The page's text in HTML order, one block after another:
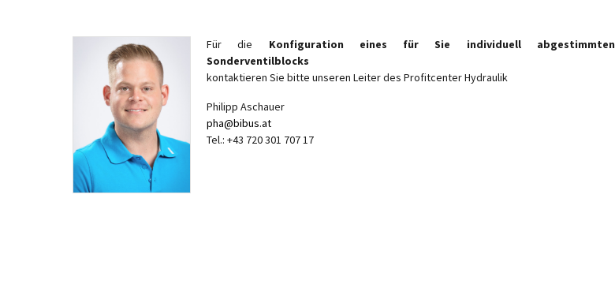
Für die Konfiguration eines für Sie individuell abgestimmten
Sonderventilblocks
kontaktieren Sie bitte unseren Leiter des Profitcenter Hydraulik
Philipp Aschauer
pha@bibus.at
Tel.: +43 720 301 707 17